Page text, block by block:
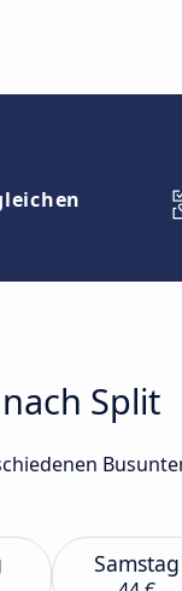
Split
Samstag